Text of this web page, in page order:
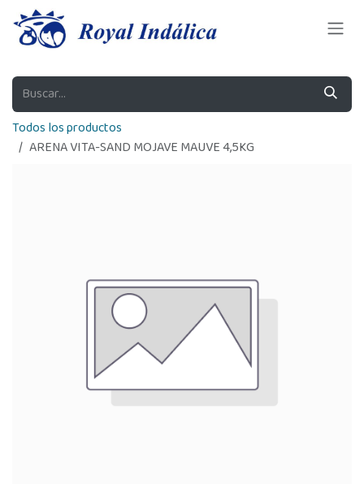
Ir al contenido
Todos los productos
ARENA VITA-SAND MOJAVE MAUVE 4,5KG